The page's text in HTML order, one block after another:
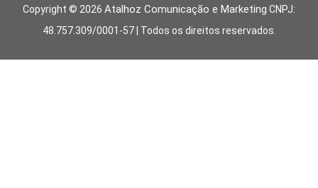
Copyright © 2026 Atalhoz Comunicação e Marketing CNPJ:
48.757.309/0001-57 | Todos os direitos reservados.